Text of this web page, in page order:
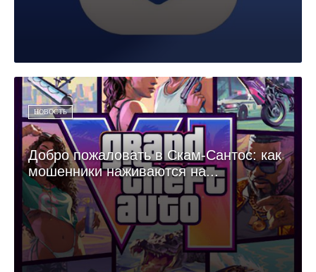
НОВОСТЬ
Добро пожаловать в Скам-Сантос: как
мошенники наживаются на...